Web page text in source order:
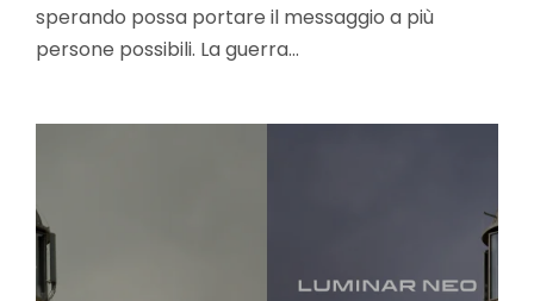
sperando possa portare il messaggio a più
persone possibili. La guerra…